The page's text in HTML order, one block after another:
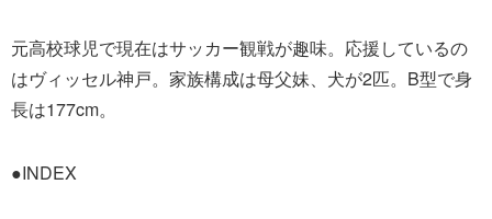
元高校球児で現在はサッカー観戦が趣味。応援しているの
はヴィッセル神戸。家族構成は母父妹、犬が2匹。B型で身
長は177cm。
●INDEX